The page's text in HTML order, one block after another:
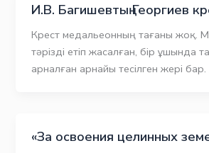
И.В. Багишевтың Георгиев
Крест медальеонның тағаны жоқ.
тәрізді етіп жасалған, бір ұшында
арналған арнайы тесілген жері
«За освоения целинных